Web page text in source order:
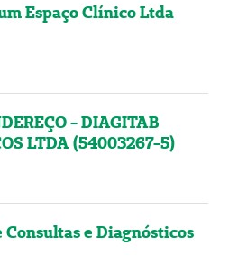
Espaço Clínico Ltda
- DIAGITAB
LTDA (54003267-5)
e Diagnósticos